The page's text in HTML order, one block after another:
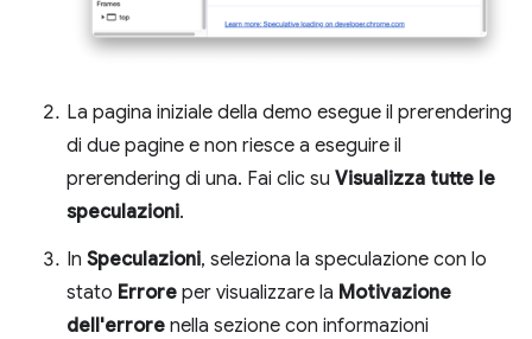
La pagina iniziale della demo esegue il prerendering
di due pagine e non riesce a eseguire il
prerendering di una. Fai clic su Visualizza tutte le
speculazioni.
In Speculazioni, seleziona la speculazione con lo
stato Errore per visualizzare la Motivazione
dell'errore nella sezione con informazioni